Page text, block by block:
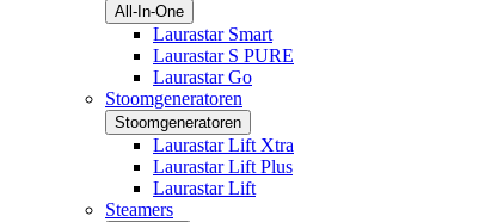
All-In-One
Laurastar Smart
Laurastar S PURE
Laurastar Go
Stoomgeneratoren
Stoomgeneratoren
Laurastar Lift Xtra
Laurastar Lift Plus
Laurastar Lift
Steamers